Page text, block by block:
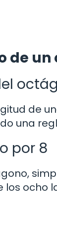
de un
de
una
por 8
los ocho